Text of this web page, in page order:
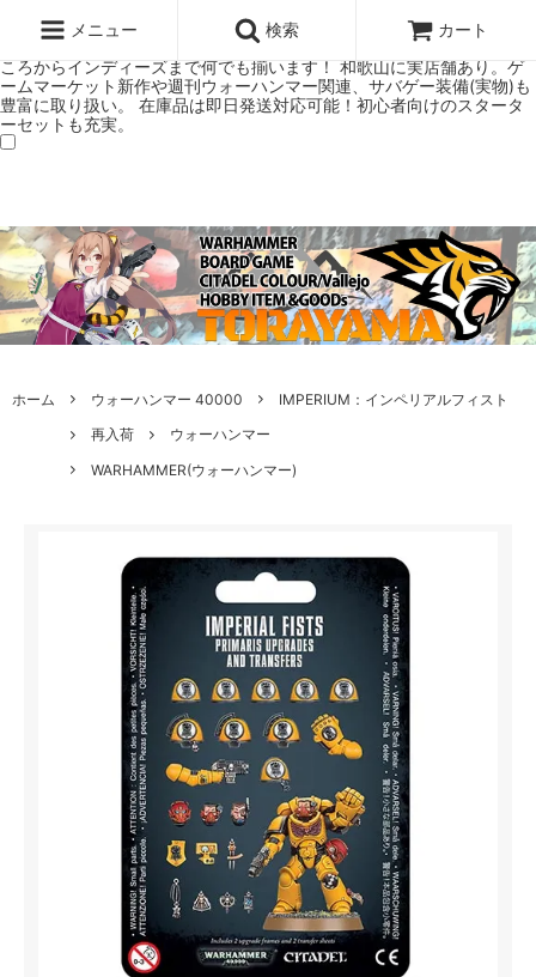
ミアムショップTORAYAMA。通販・オンラインショップです！ ウォー
ハンマーとボードゲームのことなら当店へ！ボードゲームもメジャーど
ころからインディーズまで何でも揃います！ 和歌山に実店舗あり。ゲ
ームマーケット新作や週刊ウォーハンマー関連、サバゲー装備(実物)も
豊富に取り扱い。 在庫品は即日発送対応可能！初心者向けのスタータ
ーセットも充実。
メニュー 検索 カート
ホーム ウォーハンマー 40000
IMPERIUM：インペリアルフィスト
再入荷
ウォーハンマー
WARHAMMER(ウォーハンマー)